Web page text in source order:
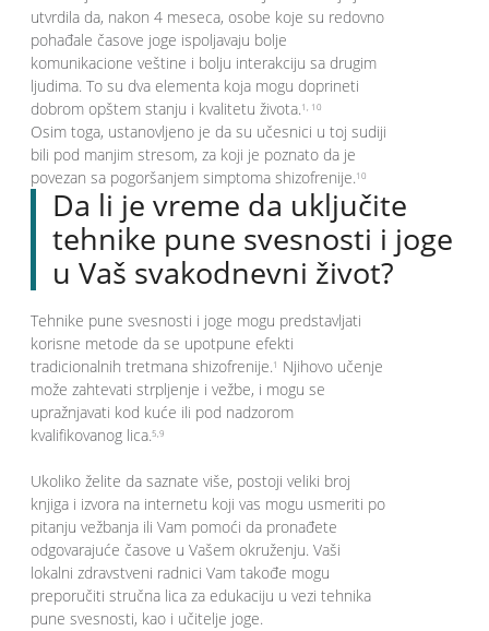
utvrdila da, nakon 4 meseca, osobe koje su redovno
pohađale časove joge ispoljavaju bolje
komunikacione veštine i bolju interakciju sa drugim
ljudima. To su dva elementa koja mogu doprineti
dobrom opštem stanju i kvalitetu života.1, 10
Osim toga, ustanovljeno je da su učesnici u toj sudiji
bili pod manjim stresom, za koji je poznato da je
povezan sa pogoršanjem simptoma shizofrenije.10
Da li je vreme da uključite
tehnike pune svesnosti i joge
u Vaš svakodnevni život?
Tehnike pune svesnosti i joge mogu predstavljati
korisne metode da se upotpune efekti
tradicionalnih tretmana shizofrenije.1
Njihovo učenje
može zahtevati strpljenje i vežbe, i mogu se
upražnjavati kod kuće ili pod nadzorom
kvalifikovanog lica.5,9
Ukoliko želite da saznate više, postoji veliki broj
knjiga i izvora na internetu koji vas mogu usmeriti po
pitanju vežbanja ili Vam pomoći da pronađete
odgovarajuće časove u Vašem okruženju. Vaši
lokalni zdravstveni radnici Vam takođe mogu
preporučiti stručna lica za edukaciju u vezi tehnika
pune svesnosti, kao i učitelje joge.